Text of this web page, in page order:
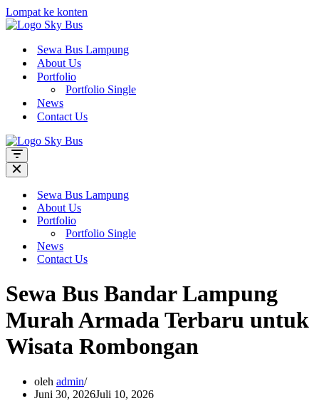
Lompat ke konten
Sewa Bus Lampung
About Us
Portfolio
Portfolio Single
News
Contact Us
Menu
Navigasi
Menu
NavigasiSewa Bus Lampung
About Us
Portfolio
Portfolio Single
News
Contact Us
Sewa Bus Bandar Lampung
Murah Armada Terbaru untuk
Wisata Rombongan
oleh admin
Juni 30, 2026Juli 10, 2026